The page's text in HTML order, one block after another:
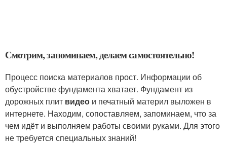
Смотрим, запоминаем, делаем самостоятельно!
Процесс поиска материалов прост. Информации об
обустройстве фундамента хватает. Фундамент из
дорожных плит видео и печатный материл выложен в
интернете. Находим, сопоставляем, запоминаем, что за
чем идёт и выполняем работы своими руками. Для этого
не требуется специальных знаний!